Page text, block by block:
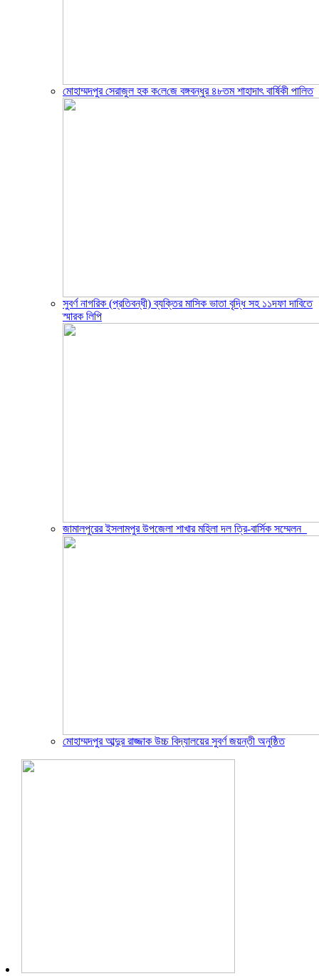
মোহাম্মদপুর সেরাজুল হক ক‌লে‌জে বঙ্গবন্ধুর ৪৮তম শাহাদাৎ বা‌র্ষিকী পা‌লিত
সুবর্ণ নাগরিক (প্রতিবন্ধী) ব্যক্তির মাসিক ভাতা বৃদ্ধি সহ ১১দফা দাবিতে
স্মারক লিপি
জামালপুরের ইসলামপুর উপজেলা শাখার মহিলা দল ত্রি-বার্সিক সম্মেলন
মোহাম্মদপুর আব্দুর রাজ্জাক উচ্চ বিদ্যালয়ের সুবর্ণ জয়ন্তী অনুষ্ঠিত